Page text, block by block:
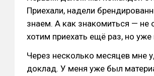
Приехали, надели
знаем. А как знакомиться — не
хотим приехать ещё раз, но
Через несколько месяцев мне
доклад. У меня уже был